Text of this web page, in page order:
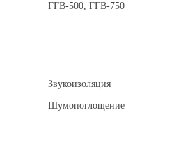
ГГВ-500, ГГВ-750
Звукоизоляция
Шумопоглощение